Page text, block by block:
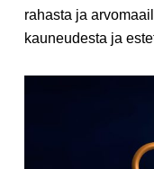
rahasta ja
kauneudesta ja